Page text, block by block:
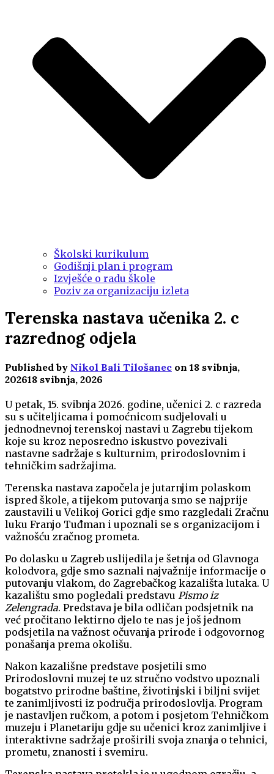
Školski kurikulum
Godišnji plan i program
Izvješće o radu škole
Poziv za organizaciju izleta
Terenska nastava učenika 2. c
razrednog odjela
Published by Nikol Bali Tilošanec on 18 svibnja,
202618 svibnja, 2026
U petak, 15. svibnja 2026. godine, učenici 2. c razreda
su s učiteljicama i pomoćnicom sudjelovali u
jednodnevnoj terenskoj nastavi u Zagrebu tijekom
koje su kroz neposredno iskustvo povezivali
nastavne sadržaje s kulturnim, prirodoslovnim i
tehničkim sadržajima.
Terenska nastava započela je jutarnjim polaskom
ispred škole, a tijekom putovanja smo se najprije
zaustavili u Velikoj Gorici gdje smo razgledali Zračnu
luku Franjo Tuđman i upoznali se s organizacijom i
važnošću zračnog prometa.
Po dolasku u Zagreb uslijedila je šetnja od Glavnoga
kolodvora, gdje smo saznali najvažnije informacije o
putovanju vlakom, do Zagrebačkog kazališta lutaka. U
kazalištu smo pogledali predstavu Pismo iz
Zelengrada. Predstava je bila odličan podsjetnik na
već pročitano lektirno djelo te nas je još jednom
podsjetila na važnost očuvanja prirode i odgovornog
ponašanja prema okolišu.
Nakon kazališne predstave posjetili smo
Prirodoslovni muzej te uz stručno vodstvo upoznali
bogatstvo prirodne baštine, životinjski i biljni svijet
te zanimljivosti iz područja prirodoslovlja. Program
je nastavljen ručkom, a potom i posjetom Tehničkom
muzeju i Planetariju gdje su učenici kroz zanimljive i
interaktivne sadržaje proširili svoja znanja o tehnici,
prometu, znanosti i svemiru.